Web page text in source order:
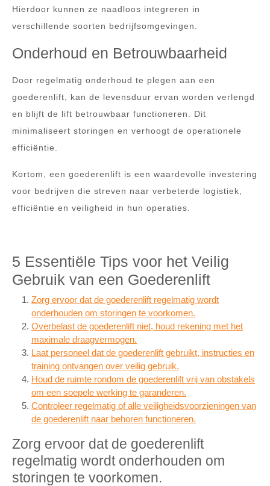
Hierdoor kunnen ze naadloos integreren in
verschillende soorten bedrijfsomgevingen.
Onderhoud en Betrouwbaarheid
Door regelmatig onderhoud te plegen aan een
goederenlift, kan de levensduur ervan worden verlengd
en blijft de lift betrouwbaar functioneren. Dit
minimaliseert storingen en verhoogt de operationele
efficiëntie.
Kortom, een goederenlift is een waardevolle investering
voor bedrijven die streven naar verbeterde logistiek,
efficiëntie en veiligheid in hun operaties.
5 Essentiële Tips voor het Veilig
Gebruik van een Goederenlift
Zorg ervoor dat de goederenlift regelmatig wordt
onderhouden om storingen te voorkomen.
Overbelast de goederenlift niet, houd rekening met het
maximale draagvermogen.
Laat personeel dat de goederenlift gebruikt, instructies en
training ontvangen over veilig gebruik.
Houd de ruimte rondom de goederenlift vrij van obstakels
om een soepele werking te garanderen.
Controleer regelmatig of alle veiligheidsvoorzieningen van
de goederenlift naar behoren functioneren.
Zorg ervoor dat de goederenlift
regelmatig wordt onderhouden om
storingen te voorkomen.